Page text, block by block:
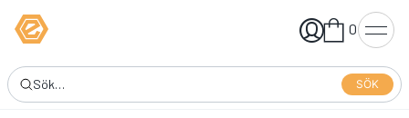
0
SÖK